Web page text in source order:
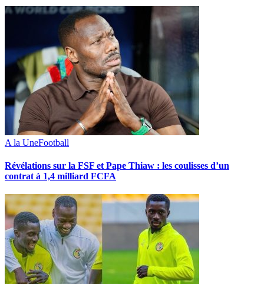
A la UneFootball
Révélations sur la FSF et Pape Thiaw : les coulisses d’un
contrat à 1,4 milliard FCFA